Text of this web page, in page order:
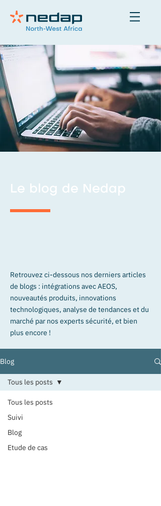
Le blog de Nedap
Retrouvez ci-dessous nos derniers articles
de blogs : intégrations avec AEOS,
nouveautés produits, innovations
technologiques, analyse de tendances et du
marché par nos experts sécurité, et bien
plus encore !
Blog
Tous les posts
Suivi
Blog
Etude de cas
Tous les posts